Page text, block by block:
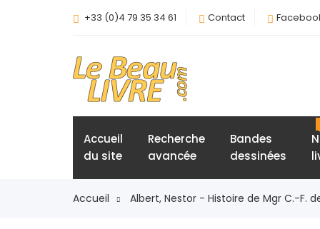
+33 (0)4 79 35 34 61 Contact
Accueil
du site
Recherche
avancée
Bandes
dessinées
Accueil Albert, Nestor - Histoire de Mgr C.-F.